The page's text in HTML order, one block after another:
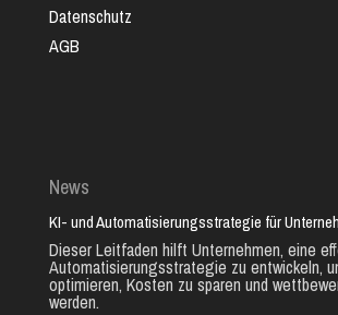
Datenschutz
AGB
News
KI- und Automatisierungsstrategie für
Dieser Leitfaden hilft Unternehmen, eine
Automatisierungsstrategie zu entwickeln,
optimieren, Kosten zu sparen und
werden.